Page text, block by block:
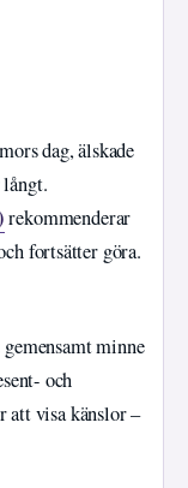
dag, älskade
rekommenderar
fortsätter göra.
minne
och
att visa känslor –